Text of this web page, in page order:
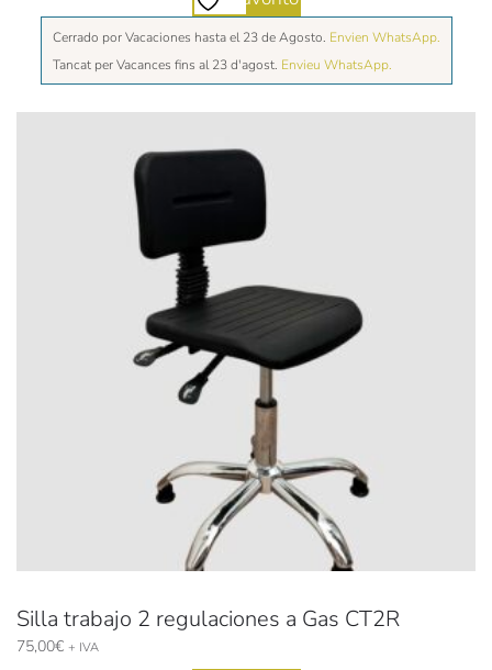
Cerrado por Vacaciones hasta el 23 de Agosto. Envien WhatsApp.
Tancat per Vacances fins al 23 d'agost. Envieu WhatsApp.
Silla trabajo 2 regulaciones a Gas CT2R
75,00€ + IVA